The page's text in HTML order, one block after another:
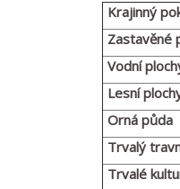
Krajinný
Zastavěné
Vodní
Lesní
Orná půda
Trvalý
Trvalé